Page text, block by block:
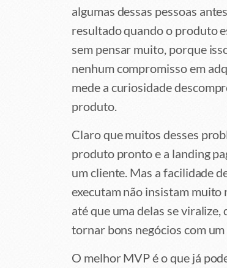
algumas dessas pessoas
resultado quando o produto
sem pensar muito, porque
nenhum compromisso em
mede a curiosidade
produto.
Claro que muitos desses
produto pronto e a landing
um cliente. Mas a facilidade
executam não insistam muito
até que uma delas se
tornar bons negócios com
O melhor MVP é o que já